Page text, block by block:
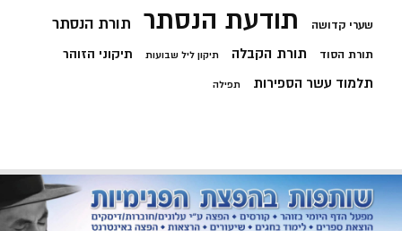
שערי קדושה תודעת הנסתר תורת הנסתר
תורת הסוד תורת הקבלה תיקון ליל שבועות תיקוני הזוהר
תלמוד עשר הספירות תפילה